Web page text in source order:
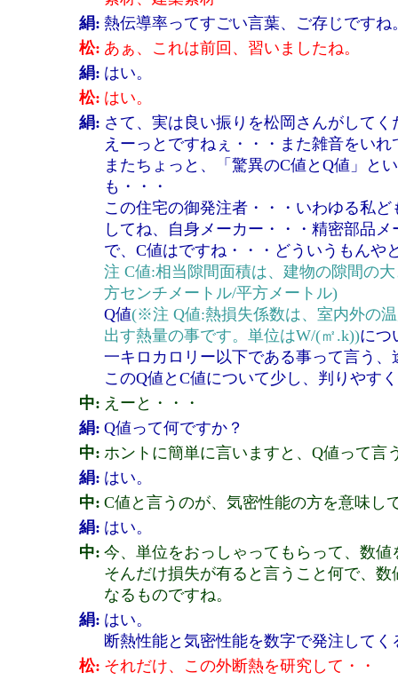
絹: 熱伝導率ってすごい言葉、ご存じですね
松: あぁ、これは前回、習いましたね。
絹: はい。
松: はい。
絹: さて、実は良い振りを松岡さんがして
えーっとですねぇ・・・また雑音をい
またちょっと、「驚異のC値とQ値」と
も・・・
この住宅の御発注者・・・いわゆる私
してね、自身メーカー・・・精密部品
で、C値はですね・・・どういうもんや
注 C値:相当隙間面積は、建物の隙間の
方センチメートル/平方メートル)
Q値(※注 Q値:熱損失係数は、室内外の
出す熱量の事です。単位はW/(㎡.k))につ
一キロカロリー以下である事って言う
このQ値とC値について少し、判りやす
中: えーと・・・
絹: Q値って何ですか？
中: ホントに簡単に言いますと、Q値って言
絹: はい。
中: C値と言うのが、気密性能の方を意味し
絹: はい。
中: 今、単位をおっしゃってもらって、数
そんだけ損失が有ると言うこと何で、
なるものですね。
絹: はい。
断熱性能と気密性能を数字で発注して
松: それだけ、この外断熱を研究して・・